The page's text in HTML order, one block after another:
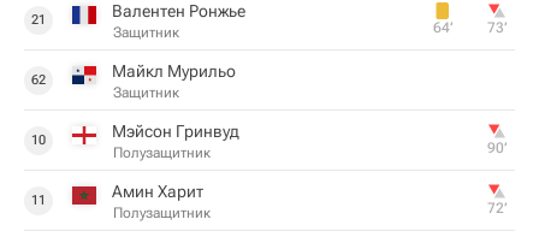
21 Валентен Ронжье
Защитник 64‎’‎ 73‎’‎
62 Майкл Мурильо
Защитник
10 Мэйсон Гринвуд
Полузащитник 90‎’‎
11 Амин Харит
Полузащитник 72‎’‎